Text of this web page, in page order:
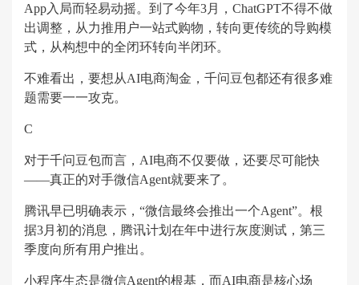
App入局而轻易动摇。到了今年3月，ChatGPT不得不做
出调整，从力推用户一站式购物，转向更传统的导购模
式，从构想中的全闭环转向半闭环。
不难看出，要想从AI电商淘金，千问豆包都还有很多难
题需要一一攻克。
C
对于千问豆包而言，AI电商不仅要做，还要尽可能快
——真正的对手微信Agent就要来了。
腾讯早已明确表示，“微信最终会推出一个Agent”。根
据3月初的消息，腾讯计划在年中进行灰度测试，第三
季度向所有用户推出。
小程序生态是微信Agent的根基，而AI电商是核心场